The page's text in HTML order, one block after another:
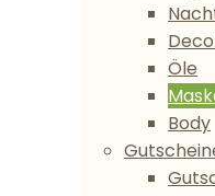
Öle
Body